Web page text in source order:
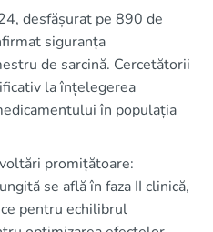
desfășurat pe 890 de
siguranța
de sarcină. Cercetătorii
la înțelegerea
în populația
promițătoare:
se află în faza II clinică,
pentru echilibrul